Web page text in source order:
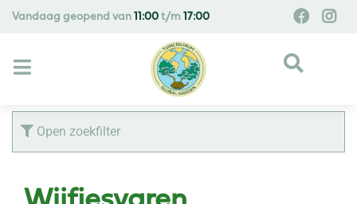
Vandaag geopend van 11:00 t/m 17:00
Open zoekfilter